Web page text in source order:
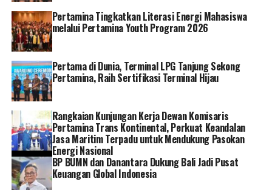
Skala jaringan dan basis pelanggan tersebut menjadi
salah satu kekuatan utama Perseroan dalam menjaga
keberlanjutan bisnis sekaligus menangkap pertumbuhan
kebutuhan energi domestik ke depan.
Keandalan operasional PGN juga tetap terjaga melalui
pengelolaan aset yang konsisten, penerapan standar
keselamatan yang ketat, serta upaya berkelanjutan
dalam menjaga kualitas layanan kepada pelanggan.
Selain mengoptimalkan infrastruktur yang telah
beroperasi, PGN terus menjalankan berbagai proyek
strategis untuk memperkuat konektivitas energi
Pertamina Tingkatkan Literasi Energi Mahasiswa
melalui Pertamina Youth Program 2026
Pertama di Dunia, Terminal LPG Tanjung Sekong
Pertamina, Raih Sertifikasi Terminal Hijau
Rangkaian Kunjungan Kerja Dewan Komisaris
Pertamina Trans Kontinental, Perkuat Keandalan
Jasa Maritim Terpadu untuk Mendukung Pasokan
Energi Nasional
BP BUMN dan Danantara Dukung Bali Jadi Pusat
Keuangan Global Indonesia